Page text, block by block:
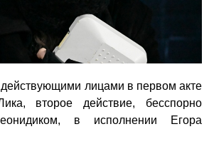
лицами в первом акте
второе действие, бесспорно
в исполнении Егора